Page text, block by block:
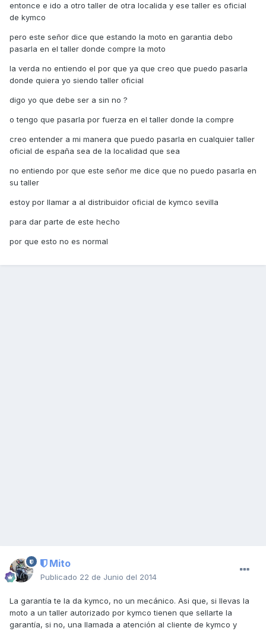
entonce e ido a otro taller de otra localida y ese taller es oficial
de kymco
pero este señor dice que estando la moto en garantia debo
pasarla en el taller donde compre la moto
la verda no entiendo el por que ya que creo que puedo pasarla
donde quiera yo siendo taller oficial
digo yo que debe ser a sin no ?
o tengo que pasarla por fuerza en el taller donde la compre
creo entender a mi manera que puedo pasarla en cualquier taller
oficial de españa sea de la localidad que sea
no entiendo por que este señor me dice que no puedo pasarla en
su taller
estoy por llamar a al distribuidor oficial de kymco sevilla
para dar parte de este hecho
por que esto no es normal
Mito
Publicado 22 de Junio del 2014
La garantía te la da kymco, no un mecánico. Asi que, si llevas la
moto a un taller autorizado por kymco tienen que sellarte la
garantía, si no, una llamada a atención al cliente de kymco y